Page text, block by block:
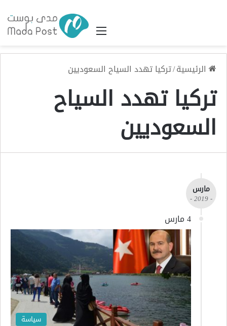
القائمة
الرئيسية/تركيا تهدد السياح السعوديين
تركيا تهدد السياح
السعوديين
مارس
- 2019 -
4 مارس
سياسة